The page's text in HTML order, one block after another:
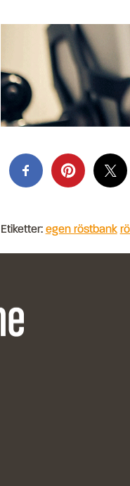
Etiketter: egen röstbank